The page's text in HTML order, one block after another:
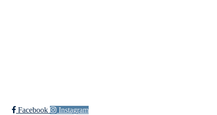
Facebook Instagram